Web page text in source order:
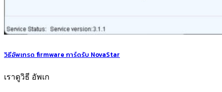
วิธีอัพเกรด firmware การ์ดรับ NovaStar
เราดูวิธี อัพเก